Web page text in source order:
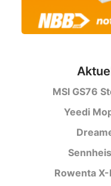
MSI GS76
Yeedi
Rowenta